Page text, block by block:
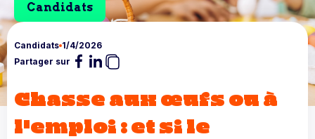
Candidats
Candidats 1/4/2026
Partager sur
Chasse aux œufs ou à
l'emploi : et si le